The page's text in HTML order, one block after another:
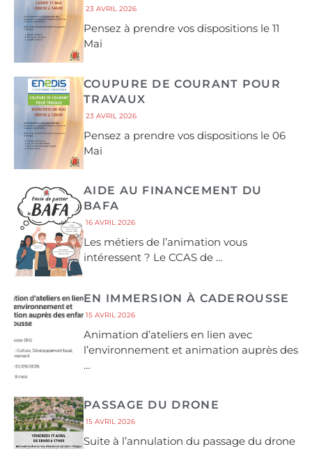
23 AVRIL 2026
Pensez à prendre vos dispositions le 11
Mai
COUPURE DE COURANT POUR
TRAVAUX
23 AVRIL 2026
Pensez a prendre vos dispositions le 06
Mai
AIDE AU FINANCEMENT DU
BAFA
16 AVRIL 2026
Les métiers de l’animation vous
intéressent ? Le CCAS de …
EN IMMERSION À CADEROUSSE
15 AVRIL 2026
Animation d’ateliers en lien avec
l’environnement et animation auprès des
…
PASSAGE DU DRONE
15 AVRIL 2026
Suite à l’annulation du passage du drone